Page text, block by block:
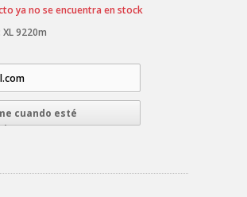
ya no se encuentra en stock
XL 9220m
cuando esté